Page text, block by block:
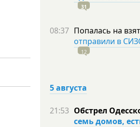
31
08:37 Попалась на
отправили в
12
5 августа
21:53 Обстрел
семь домов,